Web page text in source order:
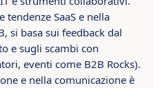
tendenze SaaS e nella
si basa sui feedback dal
e sugli scambi con
eventi come B2B Rocks).
e nella comunicazione è